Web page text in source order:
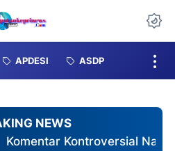
APDESI ASDP
NEWS
Nakes Terhadap